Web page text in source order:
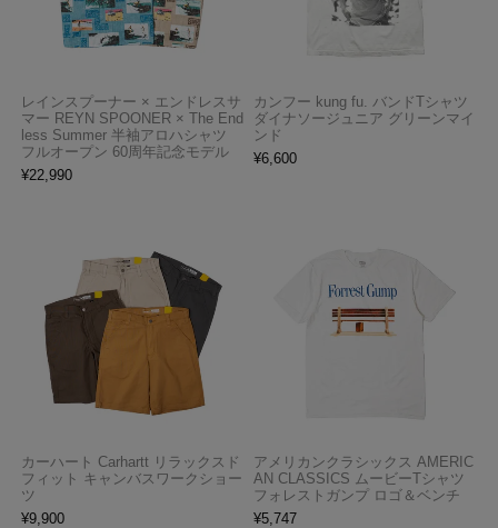
レインスプーナー × エンドレスサ
マー REYN SPOONER × The End
less Summer 半袖アロハシャツ
フルオープン 60周年記念モデル
¥22,990
カンフー kung fu. バンドTシャツ
ダイナソージュニア グリーンマイ
ンド
¥6,600
カーハート Carhartt リラックスド
フィット キャンバスワークショー
ツ
¥9,900
アメリカンクラシックス AMERIC
AN CLASSICS ムービーTシャツ
フォレストガンプ ロゴ＆ベンチ
¥5,747